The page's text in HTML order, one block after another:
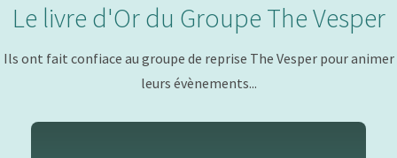
Le livre d'Or du Groupe The Vesper
Ils ont fait confiace au groupe de reprise The Vesper pour animer
leurs évènements...